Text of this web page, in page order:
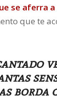
se aferra
que te
borda